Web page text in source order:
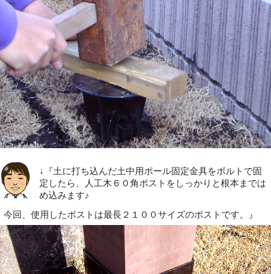
↓『土に打ち込んだ土中用ポール固定金具をボルトで固
定したら、人工木６０角ポストをしっかりと根本までは
め込みます♪
今回、使用したポストは最長２１００サイズのポストです。』